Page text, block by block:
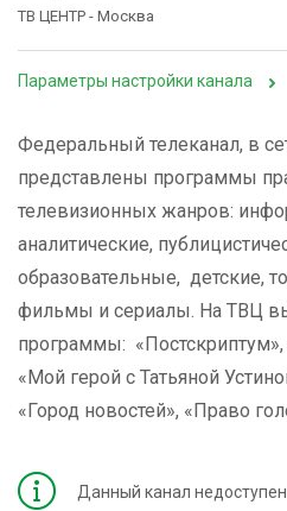
ТВ ЦЕНТР - Москва
Параметры настройки канала
Федеральный телеканал, в
представлены программы
телевизионных жанров:
аналитические,
образовательные, детские,
фильмы и сериалы. На ТВЦ
программы: «Постскриптум»,
«Мой герой с Татьяной
«Город новостей», «Право
Данный канал